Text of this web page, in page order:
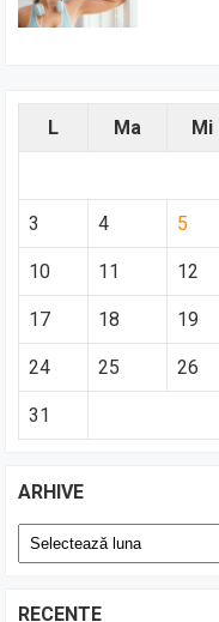
L Ma Mi
3 4 5
10 11 12
17 18 19
24 25 26
31
ARHIVE
Arhive
RECENTE